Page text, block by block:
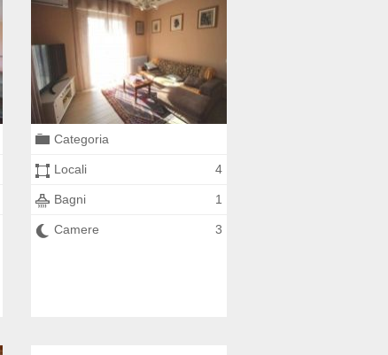
Categoria
Locali 4
Bagni 1
Camere 3